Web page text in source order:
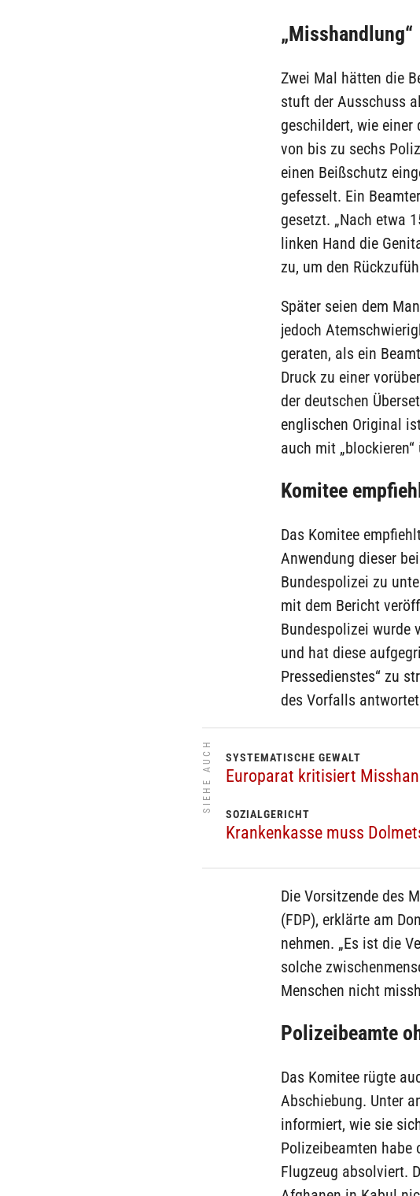
„Misshandlung“
Zwei Mal hätten die
stuft der Ausschuss
geschildert, wie einer
von bis zu sechs
einen Beißschutz
gefesselt. Ein
gesetzt. „Nach etwa
linken Hand die
zu, um den
Später seien dem
jedoch
geraten, als ein
Druck zu einer
der deutschen
englischen Original
auch mit
Komitee
Das Komitee
Anwendung dieser
Bundespolizei zu
mit dem Bericht
Bundespolizei wurde
und hat diese
Pressedienstes“ zu
des Vorfalls
SIEHE AUCH SYSTEMATISCHE GEWALT
Europarat kritisiert
SOZIALGERICHT
Krankenkasse muss
Die Vorsitzende des
(FDP), erklärte am
nehmen. „Es ist die
solche
Menschen nicht
Polizeibeamte
Das Komitee rügte
Abschiebung. Unter
informiert, wie sie
Polizeibeamten habe
Flugzeug absolviert.